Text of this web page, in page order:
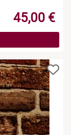
45,00 €